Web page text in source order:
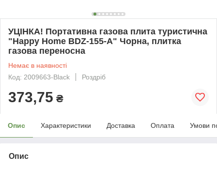
УЦІНКА! Портативна газова плита туристична
"Happy Home BDZ-155-A" Чорна, плитка
газова переносна
Немає в наявності
Код: 2009663-Black
Роздріб
373,75 ₴
Опис Характеристики Доставка Оплата Умови
Опис